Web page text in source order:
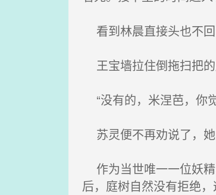
看到林晨直接头也不回
王宝墙拉住倒拖扫把的
“没有的，米涅芭，你
苏灵便不再劝说了，她
作为当世唯一一位妖
后，庭树自然没有拒绝